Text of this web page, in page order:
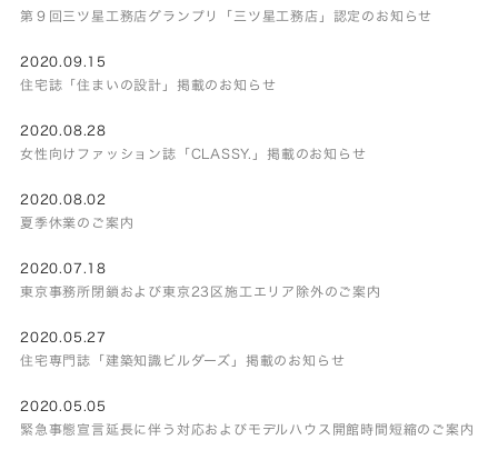
第９回三ツ星工務店グランプリ「三ツ星工務店」認定のお知らせ
2020.09.15
住宅誌「住まいの設計」掲載のお知らせ
2020.08.28
女性向けファッション誌「CLASSY.」掲載のお知らせ
2020.08.02
夏季休業のご案内
2020.07.18
東京事務所閉鎖および東京23区施工エリア除外のご案内
2020.05.27
住宅専門誌「建築知識ビルダーズ」掲載のお知らせ
2020.05.05
緊急事態宣言延長に伴う対応およびモデルハウス開館時間短縮のご案内